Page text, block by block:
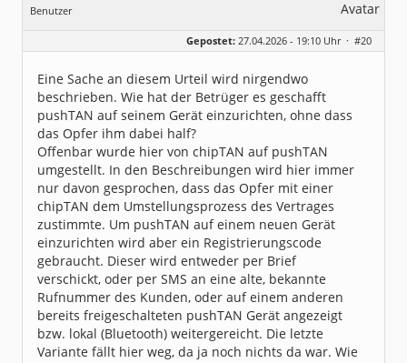
Benutzer
Dabei seit:
04 / 2012
Gepostet: 27.04.2026 - 19:10 Uhr · #20
Eine Sache an diesem Urteil wird nirgendwo
beschrieben. Wie hat der Betrüger es geschafft
pushTAN auf seinem Gerät einzurichten, ohne dass
das Opfer ihm dabei half?
Offenbar wurde hier von chipTAN auf pushTAN
umgestellt. In den Beschreibungen wird hier immer
nur davon gesprochen, dass das Opfer mit einer
chipTAN dem Umstellungsprozess des Vertrages
zustimmte. Um pushTAN auf einem neuen Gerät
einzurichten wird aber ein Registrierungscode
gebraucht. Dieser wird entweder per Brief
verschickt, oder per SMS an eine alte, bekannte
Rufnummer des Kunden, oder auf einem anderen
bereits freigeschalteten pushTAN Gerät angezeigt
bzw. lokal (Bluetooth) weitergereicht. Die letzte
Variante fällt hier weg, da ja noch nichts da war. Wie